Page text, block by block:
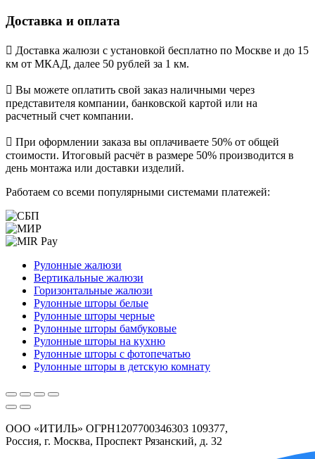
Доставка и оплата
Доставка жалюзи с установкой бесплатно по Москве и до 15
км от МКАД, далее 50 рублей за 1 км.
Вы можете оплатить свой заказ наличными через
представителя компании, банковской картой или на
расчетный счет компании.
При оформлении заказа вы оплачиваете 50% от общей
стоимости. Итоговый расчёт в размере 50% производится в
день монтажа или доставки изделий.
Работаем со всеми популярными системами платежей:
Рулонные жалюзи
Вертикальные жалюзи
Горизонтальные жалюзи
Рулонные шторы белые
Рулонные шторы черные
Рулонные шторы бамбуковые
Рулонные шторы на кухню
Рулонные шторы с фотопечатью
Рулонные шторы в детскую комнату
ООО «ИТИЛЬ» ОГРН1207700346303 109377,
Россия, г. Москва, Проспект Рязанский, д. 32